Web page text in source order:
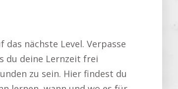
nächste Level. Verpasse
du deine Lernzeit frei
zu sein. Hier findest du